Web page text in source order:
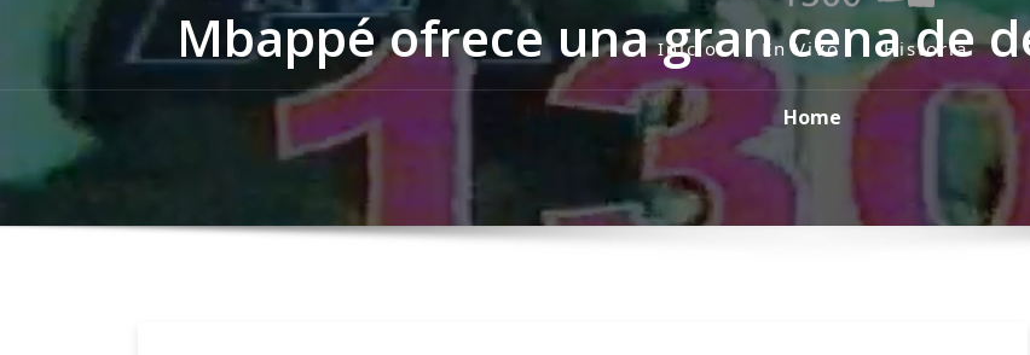
P
r
i
a
r
Inicio En Vivo Historia
Mbappé ofrece una gran cena de
Home